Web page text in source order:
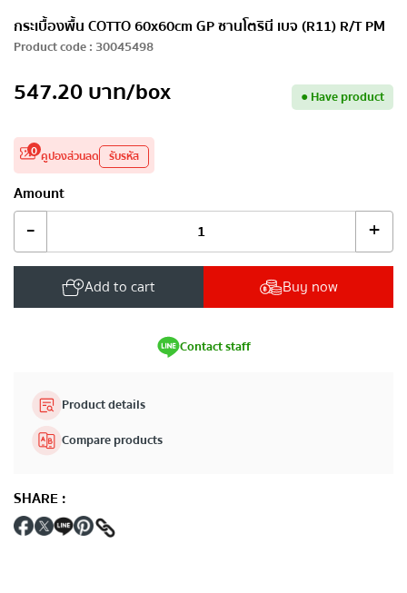
กระเบื้องพื้น COTTO 60x60cm GP ซานโตรินี เบจ (R11) R/T PM
Product code: 30045498
547.20บาท/box ●Have product
0 คูปองส่วนลด รับรหัส
Amount
- +
Add to cart Buy now
Contact staff
Product details
Compare products
SHARE: